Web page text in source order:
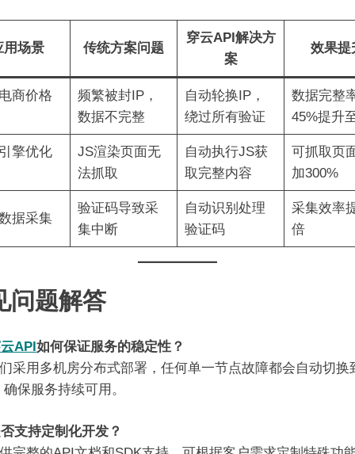
用场景 传统方案问题
穿云API解决方
案
效果提
商价格
频繁被封IP，
数据不完整
自动轮换IP，
绕过所有验证
数据完整
45%提升
擎优化
JS渲染页面无
法抓取
自动执行JS获
取完整内容
可抓取页
加300%
据采集
验证码导致采
集中断
自动识别处理
验证码
采集效率
倍
问题解答
API 如何保证服务的稳定性？
采用多机房分布式部署，任何单一节点故障都会自动切换
保服务持续可用。
支持定制化开发？